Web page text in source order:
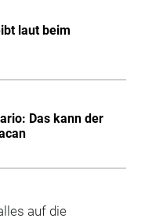
laut beim
Das kann der
auf die